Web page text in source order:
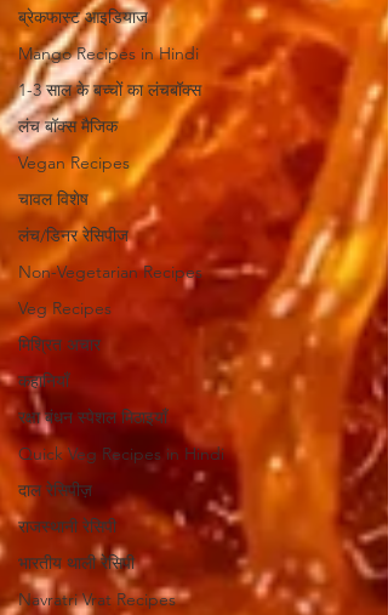
ब्रेकफास्ट आइडियाज
Mango Recipes in Hindi
1-3 साल के बच्चों का लंचबॉक्स
लंच बॉक्स मैजिक
Vegan Recipes
चावल विशेष
लंच/डिनर रेसिपीज
Non-Vegetarian Recipes
Veg Recipes
मिश्रित अचार
कहानियाँ
रक्षा बंधन स्पेशल मिठाइयाँ
Quick Veg Recipes in Hindi
दाल रेसिपीज़
राजस्थानी रेसिपी
भारतीय थाली रेसिपी
Navratri Vrat Recipes